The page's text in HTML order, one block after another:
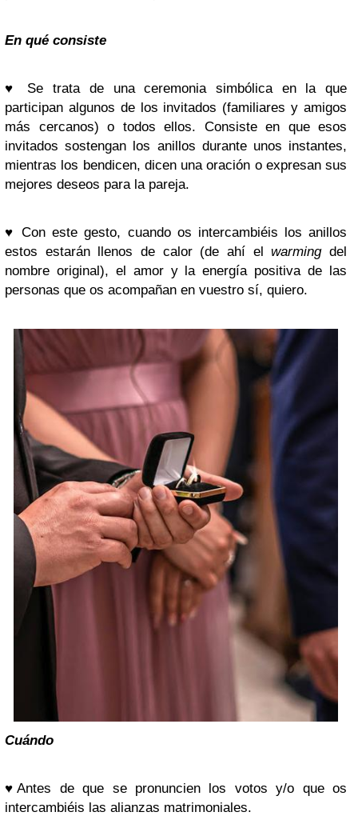
En qué consiste
♥ Se trata de una ceremonia simbólica en la que
participan algunos de los invitados (familiares y amigos
más cercanos) o todos ellos. Consiste en que esos
invitados sostengan los anillos durante unos instantes,
mientras los bendicen, dicen una oración o expresan sus
mejores deseos para la pareja.
♥Con este gesto, cuando os intercambiéis los anillos
estos estarán llenos de calor (de ahí elwarmingdel
nombre original), el amor y la energía positiva de las
personas que os acompañan en vuestro sí, quiero.
Cuándo
♥Antes de que se pronuncien los votos y/o que os
intercambiéis las alianzas matrimoniales.